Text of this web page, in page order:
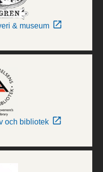
& museum
och bibliotek